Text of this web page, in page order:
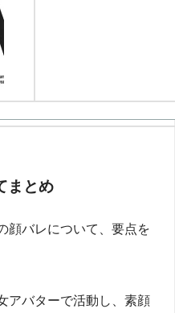
まとめ
顔バレについて、要点を
アバターで活動し、素顔